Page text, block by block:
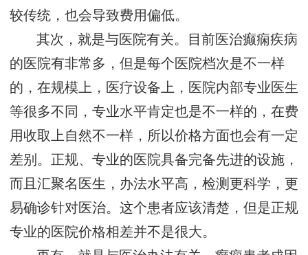
较传统，也会导致费用偏低。
其次，就是与医院有关。目前医治癫痫疾病
的医院有非常多，但是每个医院档次是不一样
的，在规模上，医疗设备上，医院内部专业医生
等很多不同，专业水平肯定也是不一样的，在费
用收取上自然不一样，所以价格方面也会有一定
差别。正规、专业的医院具备完备先进的设施，
而且汇聚名医生，办法水平高，检测更科学，更
易确诊针对医治。这个患者应该清楚，但是正规
专业的医院价格相差并不是很大。